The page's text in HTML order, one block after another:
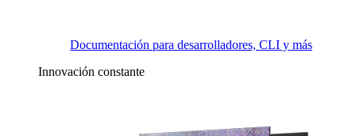
Documentación para desarrolladores, CLI y más
Innovación constante